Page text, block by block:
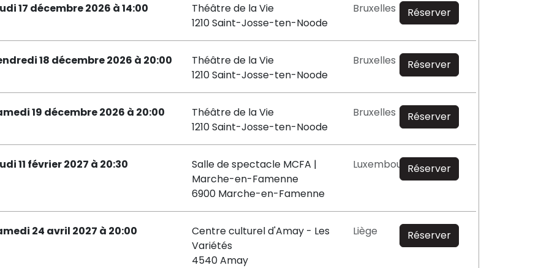
17 décembre 2026 à 14:00
Théâtre de la Vie
1210 Saint-Josse-ten-Noode
Bruxelles Réserver
18 décembre 2026 à 20:00
Théâtre de la Vie
1210 Saint-Josse-ten-Noode
Bruxelles Réserver
19 décembre 2026 à 20:00
Théâtre de la Vie
1210 Saint-Josse-ten-Noode
Bruxelles Réserver
11 février 2027 à 20:30
Salle de spectacle MCFA |
Marche-en-Famenne
6900 Marche-en-Famenne
LuxembourgRéserver
24 avril 2027 à 20:00
Centre culturel d'Amay - Les
Variétés
4540 Amay
Liège Réserver